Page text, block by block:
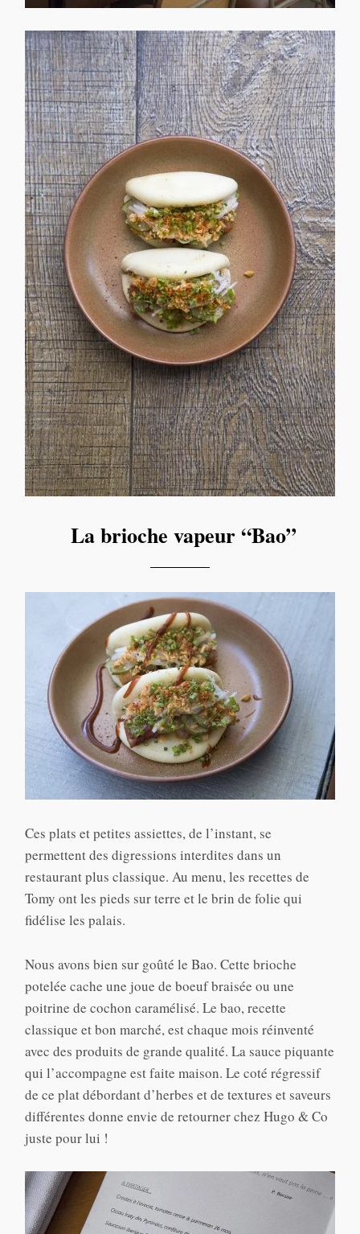
La brioche vapeur “Bao”
Ces plats et petites assiettes, de l’instant, se
permettent des digressions interdites dans un
restaurant plus classique. Au menu, les recettes de
Tomy ont les pieds sur terre et le brin de folie qui
fidélise les palais.
Nous avons bien sur goûté le Bao. Cette brioche
potelée cache une joue de boeuf braisée ou une
poitrine de cochon caramélisé. Le bao, recette
classique et bon marché, est chaque mois réinventé
avec des produits de grande qualité. La sauce piquante
qui l’accompagne est faite maison. Le coté régressif
de ce plat débordant d’herbes et de textures et saveurs
différentes donne envie de retourner chez Hugo & Co
juste pour lui !